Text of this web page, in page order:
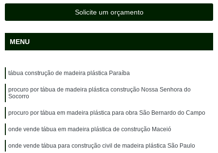
Solicite um orçamento
MENU
tábua construção de madeira plástica Paraíba
procuro por tábua de madeira plástica construção Nossa Senhora do
Socorro
procuro por tábua em madeira plástica para obra São Bernardo do Campo
onde vende tábua em madeira plástica de construção Maceió
onde vende tábua para construção civil de madeira plástica São Paulo